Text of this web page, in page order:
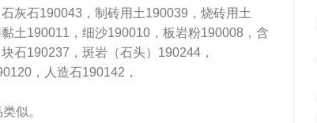
灰石190043，制砖用土190039，烧砖用土
土190011，细沙190010，板岩粉190008，含
石190237，斑岩（石头）190244，
，人造石190142，
似。